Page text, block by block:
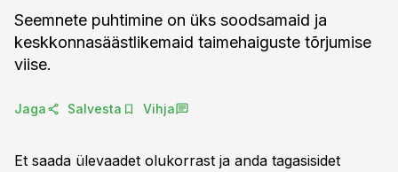
Seemnete puhtimine on üks soodsamaid ja
keskkonnasäästlikemaid taimehaiguste tõrjumise
viise.
Jaga Salvesta Vihja
Et saada ülevaadet olukorrast ja anda tagasisidet